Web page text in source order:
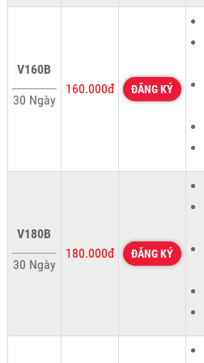
V160B
30 Ngày
160.000đ ĐĂNG KÝ
V180B
30 Ngày
180.000đ ĐĂNG KÝ